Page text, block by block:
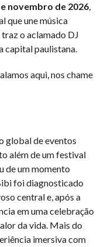
novembro de 2026,
que une música
o aclamado DJ
capital paulistana.
aqui, nos chame
global de eventos
além de um festival
de um momento
foi diagnosticado
central e, após a
em uma celebração
da vida. Mais do
imersiva com